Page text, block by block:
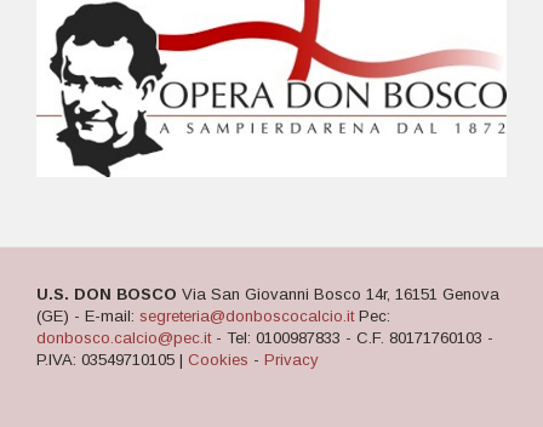
U.S. DON BOSCO Via San Giovanni Bosco 14r, 16151 Genova
(GE) - E-mail: segreteria@donboscocalcio.itPec:
donbosco.calcio@pec.it- Tel: 0100987833 - C.F. 80171760103 -
P.IVA: 03549710105 | Cookies - Privacy